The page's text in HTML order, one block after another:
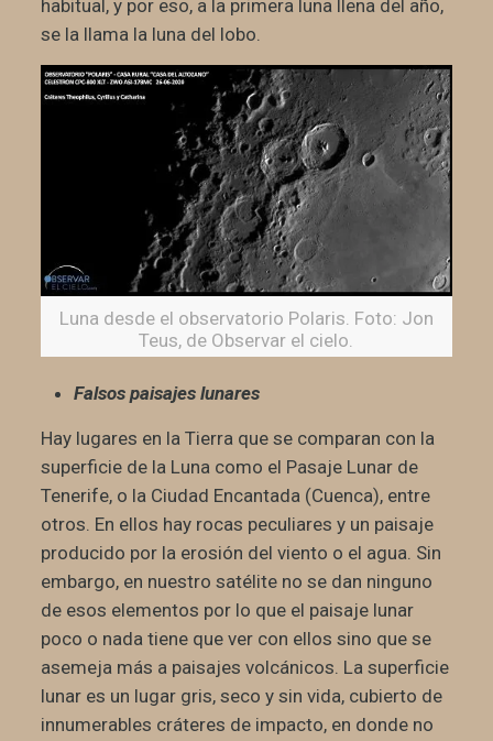
habitual, y por eso, a la primera luna llena del año,
se la llama la luna del lobo.
Luna desde el observatorio Polaris. Foto: Jon
Teus, de Observar el cielo.
Falsos paisajes lunares
Hay lugares en la Tierra que se comparan con la
superficie de la Luna como el Pasaje Lunar de
Tenerife, o la Ciudad Encantada (Cuenca), entre
otros. En ellos hay rocas peculiares y un paisaje
producido por la erosión del viento o el agua. Sin
embargo, en nuestro satélite no se dan ninguno
de esos elementos por lo que el paisaje lunar
poco o nada tiene que ver con ellos sino que se
asemeja más a paisajes volcánicos. La superficie
lunar es un lugar gris, seco y sin vida, cubierto de
innumerables cráteres de impacto, en donde no